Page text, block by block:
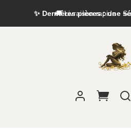
✨ Dernières pièces : une